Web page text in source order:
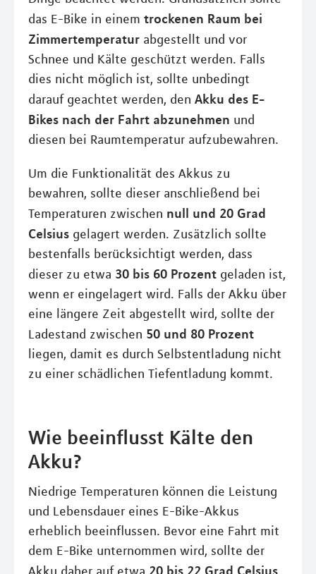
das E-Bike in einem trockenen Raum bei
Zimmertemperatur abgestellt und vor
Schnee und Kälte geschützt werden. Falls
dies nicht möglich ist, sollte unbedingt
darauf geachtet werden, den Akku des E-
Bikes nach der Fahrt abzunehmen und
diesen bei Raumtemperatur aufzubewahren.
Um die Funktionalität des Akkus zu
bewahren, sollte dieser anschließend bei
Temperaturen zwischen null und 20 Grad
Celsius gelagert werden. Zusätzlich sollte
bestenfalls berücksichtigt werden, dass
dieser zu etwa 30 bis 60 Prozent geladen ist,
wenn er eingelagert wird. Falls der Akku über
eine längere Zeit abgestellt wird, sollte der
Ladestand zwischen 50 und 80 Prozent
liegen, damit es durch Selbstentladung nicht
zu einer schädlichen Tiefentladung kommt.
Wie beeinflusst Kälte den
Akku?
Niedrige Temperaturen können die Leistung
und Lebensdauer eines E-Bike-Akkus
erheblich beeinflussen. Bevor eine Fahrt mit
dem E-Bike unternommen wird, sollte der
20 bis 22 Grad Celsius